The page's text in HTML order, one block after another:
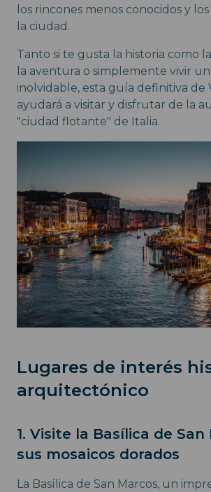
los rincones menos conocidos y
la ciudad.
Tanto si te gusta la historia como
la aventura o simplemente vivir
inolvidable, esta guía definitiva de
ayudará a visitar y disfrutar de la
"ciudad flotante" de Italia.
Lugares de interés
arquitectónico
1. Visite la Basílica de San
sus mosaicos dorados
La Basílica de San Marcos, un